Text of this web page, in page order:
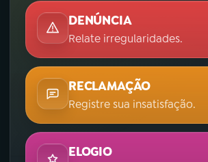
DENÚNCIA
Relate irregularidades.
RECLAMAÇÃO
Registre sua insatisfação.
ELOGIO